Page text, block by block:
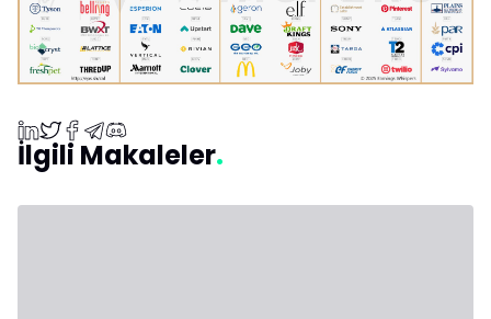
İlgili Makaleler